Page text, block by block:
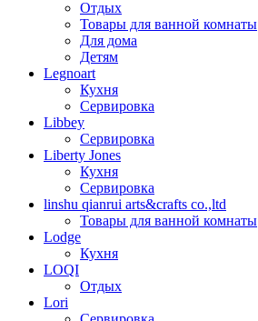
Отдых
Товары для ванной комнаты
Для дома
Детям
Legnoart
Кухня
Сервировка
Libbey
Сервировка
Liberty Jones
Кухня
Сервировка
linshu qianrui arts&crafts co.,ltd
Товары для ванной комнаты
Lodge
Кухня
LOQI
Отдых
Lori